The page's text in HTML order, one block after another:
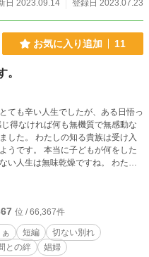
日 2023.09.14
登録日 2023.07.23
お気に入り追加 11
。
ても辛い人生でしたが、ある日悟っ
得なければ何も無機質で無感動な
した。 わたしの知る貴族は受け入
うです。 本当に子どもが何をした
い人生は無味乾燥ですね。 わたし
唯、やるべきことだからやってい
戯れにある貴族を誘惑しました。
たしは最高の娼婦として彼を喜ば
く現実。それも汚物のような醜い現
。わたしは嗚呼・・と思いまし
たのです。わたしはそれに満足し
わたしは時に彼に殺されそうにな
位 / 66,367件
短編
切ない別れ
との絆 娼婦